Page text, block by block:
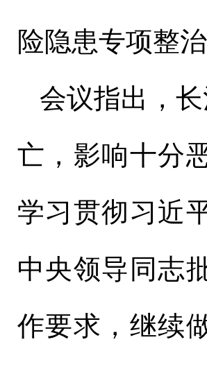
险隐患专项整
会议指出，
亡，影响十分
学习贯彻习近
中央领导同志
作要求，继续